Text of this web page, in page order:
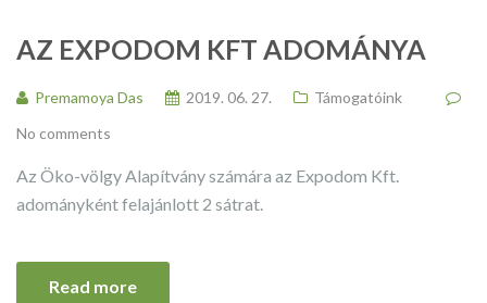
AZ EXPODOM KFT ADOMÁNYA
Premamoya Das 2019. 06. 27.
Támogatóink
No comments
Az Öko-völgy Alapítvány számára az Expodom Kft.
adományként felajánlott 2 sátrat.
Read more